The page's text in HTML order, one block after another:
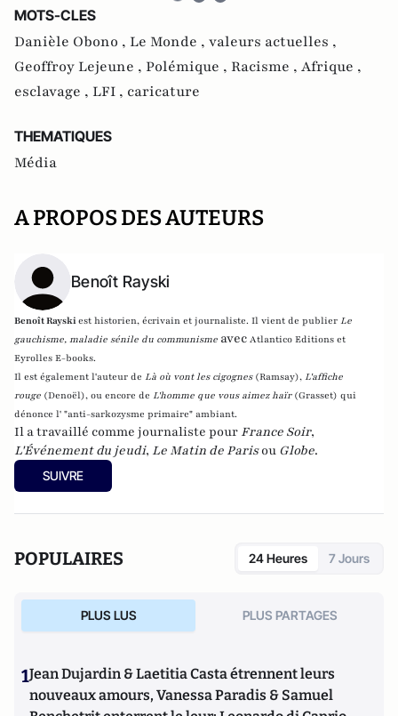
MOTS-CLES
Danièle Obono , Le Monde , valeurs actuelles ,
Geoffroy Lejeune , Polémique , Racisme , Afrique ,
esclavage , LFI , caricature
THEMATIQUES
Média
A PROPOS DES AUTEURS
Benoît Rayski
Benoît Rayskiest historien, écrivain et journaliste. Il vient de publier Le
gauchisme, maladie sénile du communisme avec Atlantico Editions et
Eyrolles E-books.
Il est également l'auteur de Là où vont les cigognes (Ramsay), L'affiche
rouge (Denoël), ou encore de L'homme que vous aimez haïr (Grasset) qui
dénonce l' "anti-sarkozysme primaire" ambiant.
Il a travaillé comme journaliste pour France Soir,
L'Événement du jeudi, Le Matin de Parisou Globe.
SUIVRE
POPULAIRES 24 Heures 7 Jours
PLUS LUS PLUS PARTAGES
1Jean Dujardin & Laetitia Casta étrennent leurs
nouveaux amours, Vanessa Paradis & Samuel